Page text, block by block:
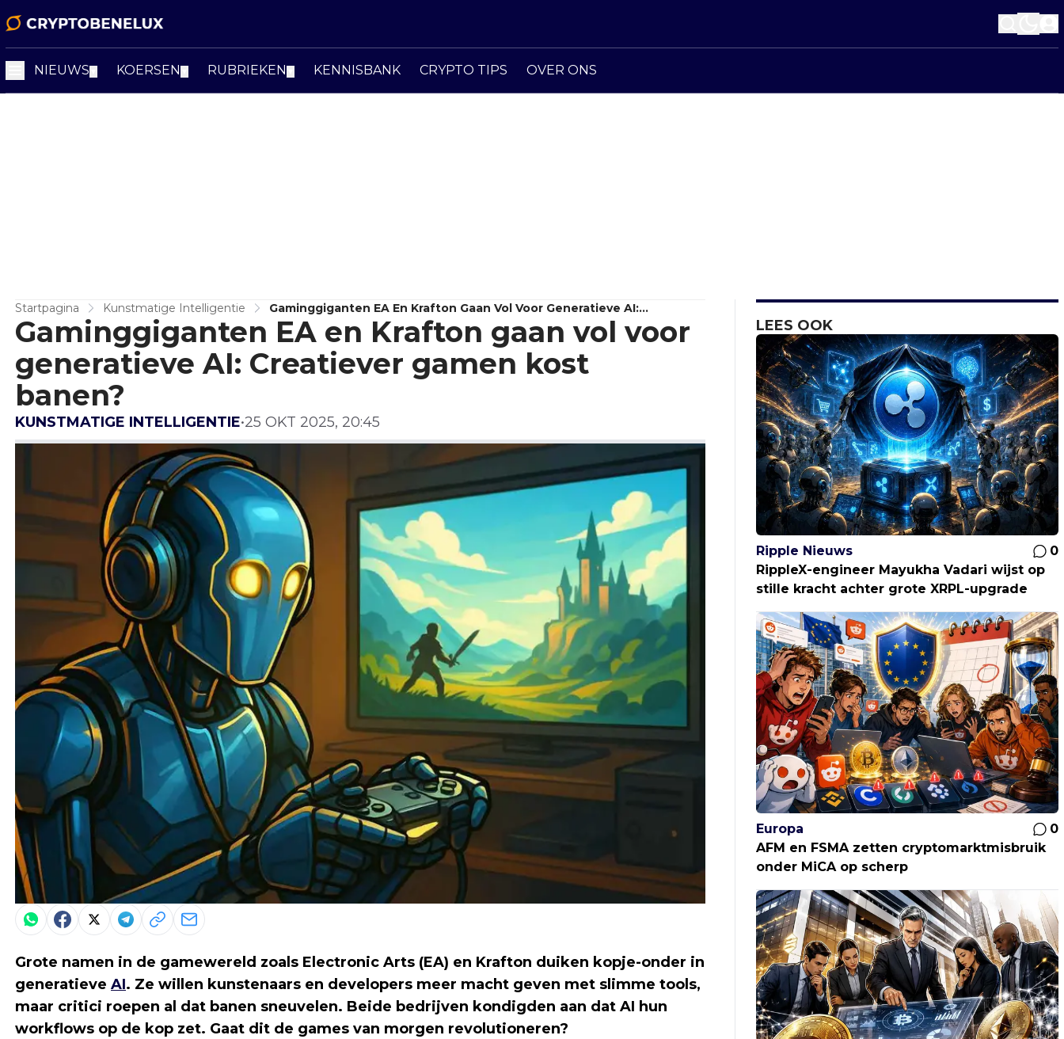
NIEUWS KOERSEN RUBRIEKEN KENNISBANK CRYPTO TIPS OVER ONS
Startpagina Kunstmatige Intelligentie
Gaminggiganten EA En Krafton Gaan Vol Voor Generatieve AI:
Creatiever Gamen Kost Banen?
Gaminggiganten EA en Krafton gaan vol voor
generatieve AI: Creatiever gamen kost
banen?
KUNSTMATIGE INTELLIGENTIE•25 OKT 2025, 20:45
Grote namen in de gamewereld zoals Electronic Arts (EA) en Krafton duiken kopje-onder in
generatieve AI. Ze willen kunstenaars en developers meer macht geven met slimme tools,
maar critici roepen al dat banen sneuvelen. Beide bedrijven kondigden aan dat AI hun
workflows op de kop zet. Gaat dit de games van morgen revolutioneren?
LEES OOK
Ripple Nieuws
0
RippleX-engineer Mayukha Vadari wijst op
stille kracht achter grote XRPL-upgrade
Europa
0
AFM en FSMA zetten cryptomarktmisbruik
onder MiCA op scherp